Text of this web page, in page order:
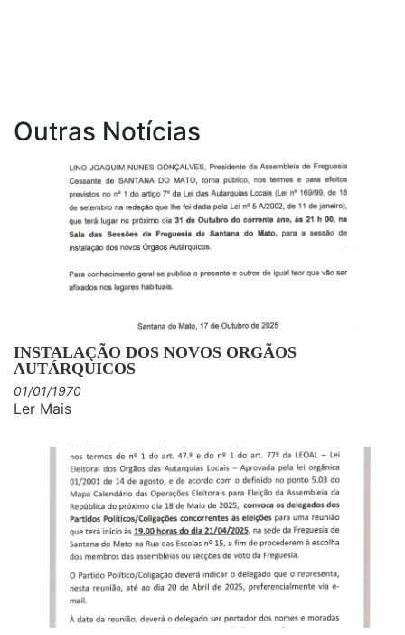
Outras Notícias
INSTALAÇÃO DOS NOVOS ORGÃOS
AUTÁRQUICOS
01/01/1970
Ler Mais